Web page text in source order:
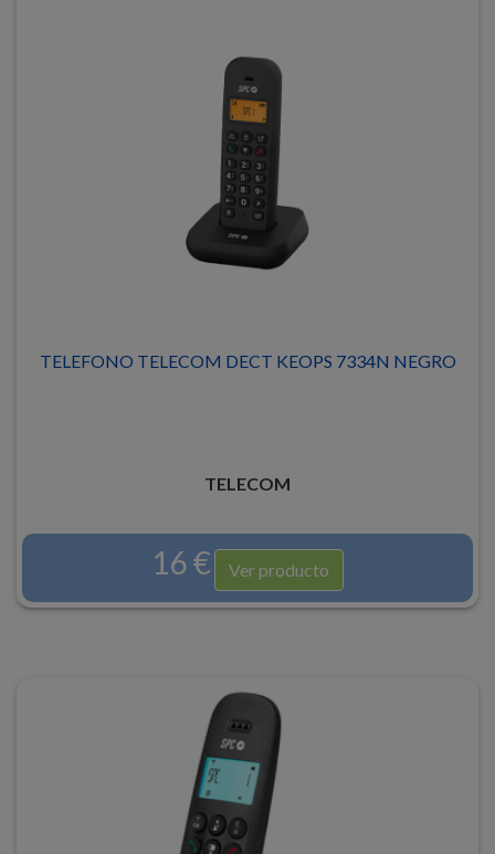
TELEFONO TELECOM DECT KEOPS 7334N NEGRO
TELECOM
16 € Ver producto